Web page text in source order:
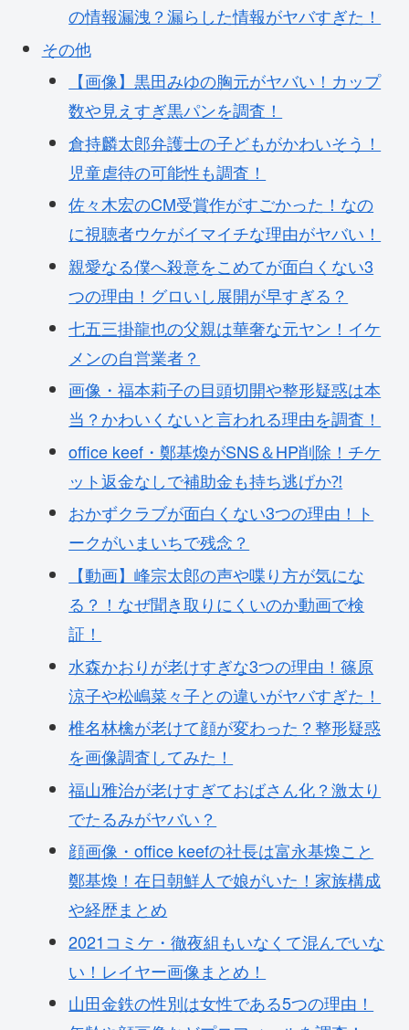
の情報漏洩？漏らした情報がヤバすぎた！
その他
【画像】黒田みゆの胸元がヤバい！カップ
数や見えすぎ黒パンを調査！
倉持麟太郎弁護士の子どもがかわいそう！
児童虐待の可能性も調査！
佐々木宏のCM受賞作がすごかった！なの
に視聴者ウケがイマイチな理由がヤバい！
親愛なる僕へ殺意をこめてが面白くない3
つの理由！グロいし展開が早すぎる？
七五三掛龍也の父親は華奢な元ヤン！イケ
メンの自営業者？
画像・福本莉子の目頭切開や整形疑惑は本
当？かわいくないと言われる理由を調査！
office keef・鄭基煥がSNS＆HP削除！チケ
ット返金なしで補助金も持ち逃げか⁈
おかずクラブが面白くない3つの理由！ト
ークがいまいちで残念？
【動画】峰宗太郎の声や喋り方が気にな
る？！なぜ聞き取りにくいのか動画で検
証！
水森かおりが老けすぎな3つの理由！篠原
涼子や松嶋菜々子との違いがヤバすぎた！
椎名林檎が老けて顔が変わった？整形疑惑
を画像調査してみた！
福山雅治が老けすぎておばさん化？激太り
でたるみがヤバい？
顔画像・office keefの社長は富永基煥こと
鄭基煥！在日朝鮮人で娘がいた！家族構成
や経歴まとめ
2021コミケ・徹夜組もいなくて混んでいな
い！レイヤー画像まとめ！
山田金鉄の性別は女性である5つの理由！